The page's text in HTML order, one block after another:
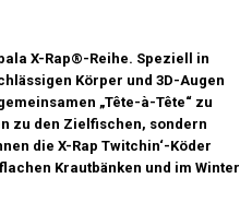
X-Rap®-Reihe. Speziell in
Körper und 3D-Augen
„Tête-à-Tête“ zu
zu den Zielfischen, sondern
die X-Rap Twitchin‘-Köder
Krautbänken und im Winter